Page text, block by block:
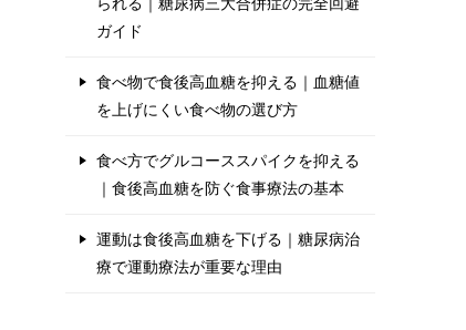
ガイド
食べ物で食後高血糖を抑える｜血糖値
を上げにくい食べ物の選び方
食べ方でグルコーススパイクを抑える
｜食後高血糖を防ぐ食事療法の基本
運動は食後高血糖を下げる｜糖尿病治
療で運動療法が重要な理由